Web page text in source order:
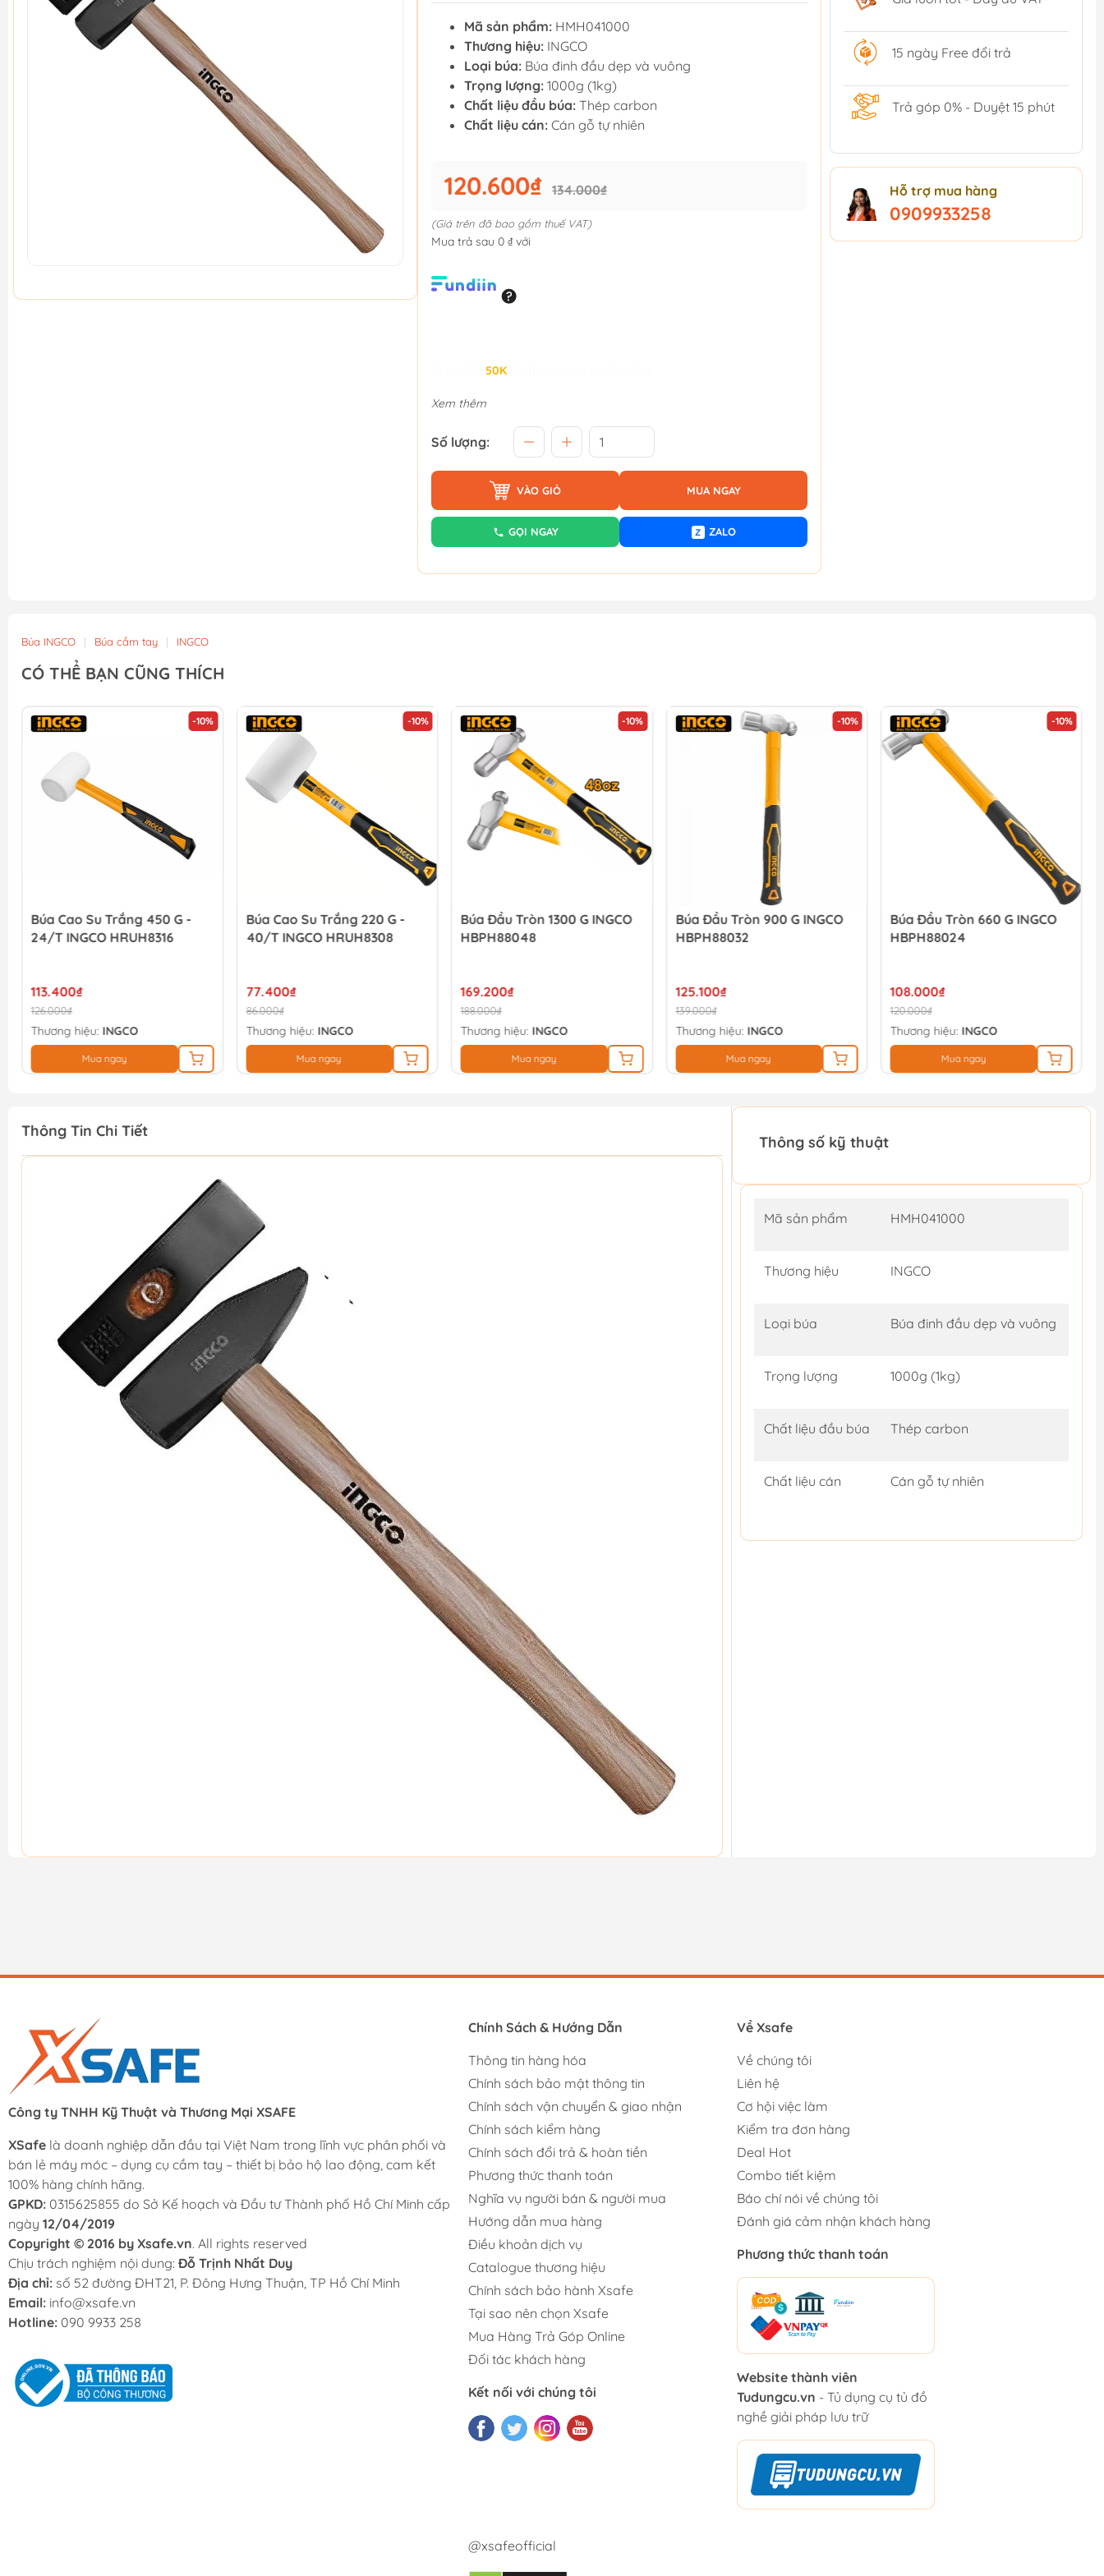
Mã sản phẩm: HMH041000
Thương hiệu: INGCO
Loại búa: Búa đinh đầu dẹp và vuông
Trọng lượng: 1000g (1kg)
Chất liệu đầu búa: Thép carbon
Chất liệu cán: Cán gỗ tự nhiên
120.600₫ 134.000₫
(Giá trên đã bao gồm thuế VAT)
Mua trả sau 0 ₫ với
50K
Xem thêm
Số lượng:
VÀO GIỎ MUA NGAY
GỌI NGAY Z ZALO
15 ngày Free đổi trả
Trả góp 0% - Duyệt 15 phút
Hỗ trợ mua hàng
0909933258
Búa INGCO | Búa cầm tay | INGCO
CÓ THỂ BẠN CŨNG THÍCH
-10%
Búa Cao Su Trắng 450 G -
24/T INGCO HRUH8316
113.400₫
126.000₫
Thương hiệu: INGCO
Mua ngay
-10%
Búa Cao Su Trắng 220 G -
40/T INGCO HRUH8308
77.400₫
86.000₫
Thương hiệu: INGCO
Mua ngay
-10%
Búa Đầu Tròn 1300 G INGCO
HBPH88048
169.200₫
188.000₫
Thương hiệu: INGCO
Mua ngay
-10%
Búa Đầu Tròn 900 G INGCO
HBPH88032
125.100₫
139.000₫
Thương hiệu: INGCO
Mua ngay
-10%
Búa Đầu Tròn 660 G INGCO
HBPH88024
108.000₫
120.000₫
Thương hiệu: INGCO
Mua ngay
Thông Tin Chi Tiết
Thông số kỹ thuật
Mã sản phẩm HMH041000
Thương hiệu INGCO
Loại búa Búa đinh đầu dẹp và vuông
Trọng lượng 1000g (1kg)
Chất liệu đầu búa Thép carbon
Chất liệu cán Cán gỗ tự nhiên
Công ty TNHH Kỹ Thuật và Thương Mại XSAFE
XSafe là doanh nghiệp dẫn đầu tại Việt Nam trong lĩnh vực phân phối và
bán lẻ máy móc – dụng cụ cầm tay – thiết bị bảo hộ lao động, cam kết
100% hàng chính hãng.
GPKD: 0315625855 do Sở Kế hoạch và Đầu tư Thành phố Hồ Chí Minh cấp
ngày 12/04/2019
Copyright © 2016 by Xsafe.vn. All rights reserved
Chịu trách nghiệm nội dung: Đỗ Trịnh Nhất Duy
Địa chỉ: số 52 đường ĐHT21, P. Đông Hưng Thuận, TP Hồ Chí Minh
Email: info@xsafe.vn
Hotline: 090 9933 258
Chính Sách & Hướng Dẫn
Thông tin hàng hóa
Chính sách bảo mật thông tin
Chính sách vận chuyển & giao nhận
Chính sách kiểm hàng
Chính sách đổi trả & hoàn tiền
Phương thức thanh toán
Nghĩa vụ người bán & người mua
Hướng dẫn mua hàng
Điều khoản dịch vụ
Catalogue thương hiệu
Chính sách bảo hành Xsafe
Tại sao nên chọn Xsafe
Mua Hàng Trả Góp Online
Đối tác khách hàng
Kết nối với chúng tôi
Về Xsafe
Về chúng tôi
Liên hệ
Cơ hội việc làm
Kiểm tra đơn hàng
Deal Hot
Combo tiết kiệm
Báo chí nói về chúng tôi
Đánh giá cảm nhận khách hàng
Phương thức thanh toán
Website thành viên
Tudungcu.vn - Tủ dụng cụ tủ đồ
nghề giải pháp lưu trữ
@xsafeofficial